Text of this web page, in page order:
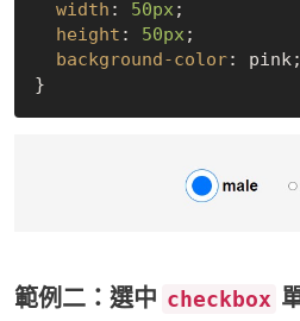
width : 50px ;
height : 50px ;
background-color: pink;
範例二：選中 checkbox